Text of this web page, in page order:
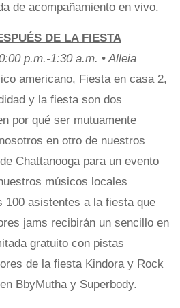
de acompañamiento en vivo.
DE LA FIESTA
p.m.-1:30 a.m. • Alleia
americano, Fiesta en casa 2,
y la fiesta son dos
por qué ser mutuamente
en otro de nuestros
Chattanooga para un evento
músicos locales
100 asistentes a la fiesta que
jams recibirán un sencillo en
gratuito con pistas
de la fiesta Kindora y Rock
BbyMutha y Superbody.